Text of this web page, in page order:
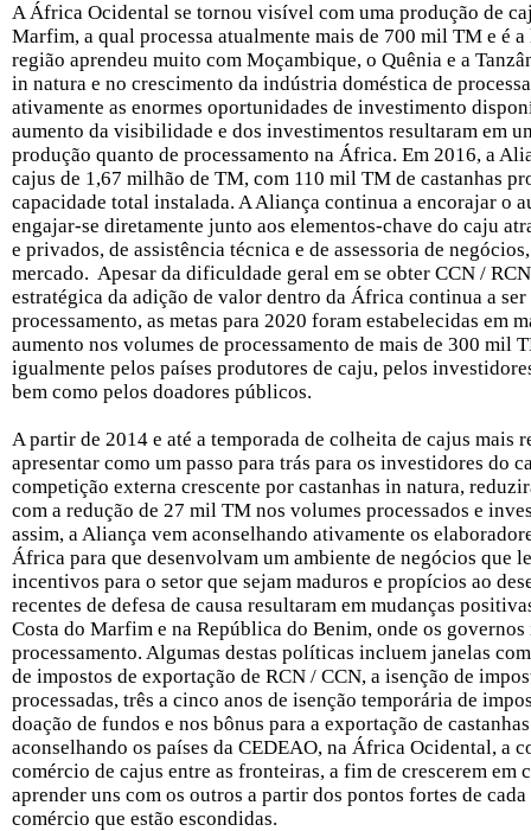
A África Ocidental se tornou visível com uma produção de
Marfim, a qual processa atualmente mais de 700 mil TM e é
região aprendeu muito com Moçambique, o Quênia e a
in natura e no crescimento da indústria doméstica de
ativamente as enormes oportunidades de investimento
aumento da visibilidade e dos investimentos resultaram em
produção quanto de processamento na África. Em 2016, a
cajus de 1,67 milhão de TM, com 110 mil TM de castanhas
capacidade total instalada. A Aliança continua a encorajar o
engajar-se diretamente junto aos elementos-chave do caju
e privados, de assistência técnica e de assessoria de
mercado. Apesar da dificuldade geral em se obter CCN /
estratégica da adição de valor dentro da África continua a
processamento, as metas para 2020 foram estabelecidas em
aumento nos volumes de processamento de mais de 300 mil
igualmente pelos países produtores de caju, pelos
bem como pelos doadores públicos.
A partir de 2014 e até a temporada de colheita de cajus mais
apresentar como um passo para trás para os investidores do
competição externa crescente por castanhas in natura,
com a redução de 27 mil TM nos volumes processados e
assim, a Aliança vem aconselhando ativamente os
África para que desenvolvam um ambiente de negócios que
incentivos para o setor que sejam maduros e propícios ao
recentes de defesa de causa resultaram em mudanças
Costa do Marfim e na República do Benim, onde os
processamento. Algumas destas políticas incluem janelas
de impostos de exportação de RCN / CCN, a isenção de
processadas, três a cinco anos de isenção temporária de
doação de fundos e nos bônus para a exportação de
aconselhando os países da CEDEAO, na África Ocidental, a
comércio de cajus entre as fronteiras, a fim de crescerem em
aprender uns com os outros a partir dos pontos fortes de
comércio que estão escondidas.